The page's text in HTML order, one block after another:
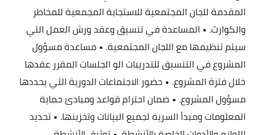
المقدمة للجان المجتمعية للاستجابة المجمعية للمخاطر
والكوارث. • المساعدة في تنسيق وعقد ورش العمل التي
سيتم تنظيمها مع اللجان المجتمعية. • مساعدة مسؤول
المشروع في التنسيق للتدريبات الو الجلسات المقرر عقدها
خلال فترة المشروع. • حضور الاجتماعات الدورية التي يحددها
مسؤول المشروع. • ضمان احترام قواعد ومبادئ حماية
المعلومات ومبدأ السرية لجميع البيانات وتخزينها. • تحديد